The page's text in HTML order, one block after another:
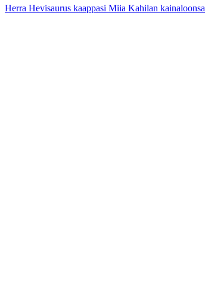
Herra Hevisaurus kaappasi Miia Kahilan kainaloonsa